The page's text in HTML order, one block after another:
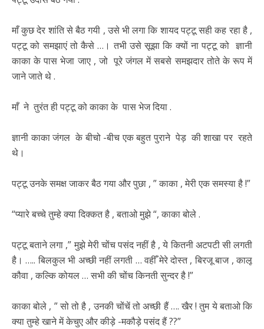
माँ कुछ देर शांति से बैठ गयी , उसे भी लगा कि शायद पट्टू सही कह रहा है ,
पट्टू को समझाएं तो कैसे …। तभी उसे सूझा कि क्यों ना पट्टू को ज्ञानी
काका के पास भेजा जाए , जो पूरे जंगल में सबसे समझदार तोते के रूप में
जाने जाते थे .
माँ ने तुरंत ही पट्टू को काका के पास भेज दिया .
ज्ञानी काका जंगल के बीचो -बीच एक बहुत पुराने पेड़ की शाखा पर रहते
थे।
पट्टू उनके समक्ष जाकर बैठ गया और पुछा , ” काका , मेरी एक समस्या है !”
“प्यारे बच्चे तुम्हे क्या दिक्कत है , बताओ मुझे “, काका बोले .
पट्टू बताने लगा ,” मुझे मेरी चोंच पसंद नहीं है , ये कितनी अटपटी सी लगती
है। ….. बिलकुल भी अच्छी नहीं लगती … वहीँ मेरे दोस्त , बिरजू बाज , कालू
कौवा , कल्कि कोयल … सभी की चोंच किनती सुन्दर है !”
काका बोले , ” सो तो है , उनकी चोंचें तो अच्छी हैं …. खैर ! तुम ये बताओ कि
क्या तुम्हे खाने में केचुए और कीड़े -मकौड़े पसंद हैं ??”